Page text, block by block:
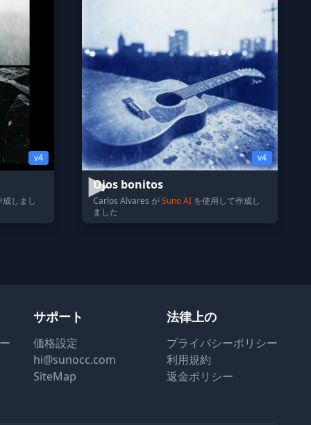
v4
しまし
v4
Ojos bonitos
Carlos Alvares がSuno AI を使用して作成し
ました
サポート
価格設定
hi@sunocc.com
SiteMap
法律上の
プライバシーポリシー
利用規約
返金ポリシー